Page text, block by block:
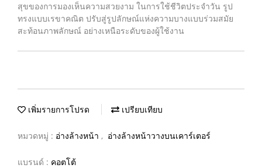
สุขของการมองเห็นความสวยงาม ในการใช้ชีวิตประจำวัน รูป
ทรงแบบเรขาคณิต ปรับสู่รูปลักษณ์แห่งความบางแบบร่วมสมัย
สะท้อนภาพลักษณ์ อย่างเหนือระดับของผู้ใช้งาน
เพิ่มรายการโปรด เปรียบเทียบ
หมวดหมู่ : อ่างล้างหน้า , อ่างล้างหน้าวางบนเคาร์เตอร์
แบรนด์ : คอตโต้